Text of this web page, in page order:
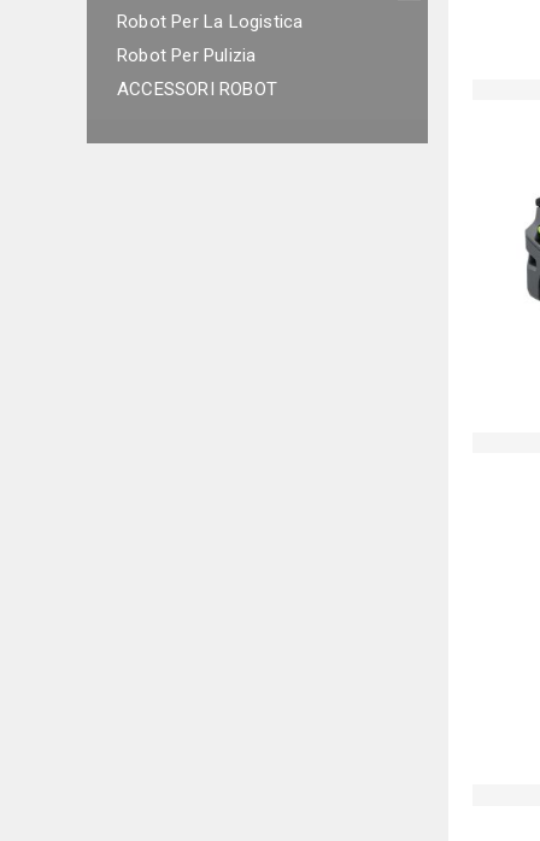
Robot Per La Logistica
Robot Per Pulizia
ACCESSORI ROBOT